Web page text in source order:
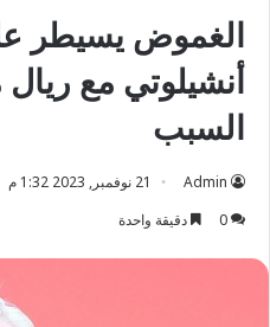
الغموض يسيطر
أنشيلوتي مع ريال
السبب
Admin 21 نوفمبر, 2023 1:32 م
0
دقيقة واحدة